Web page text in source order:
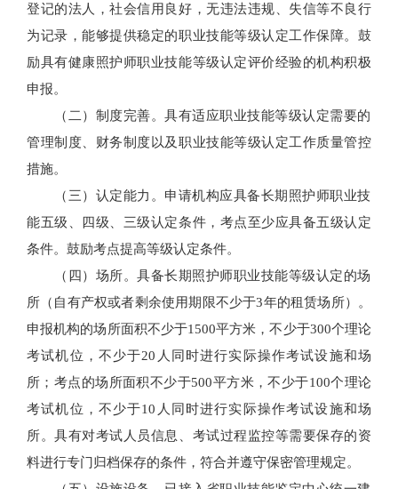
登记的法人，社会信用良好，无违法违规、失信等不良行
为记录，能够提供稳定的职业技能等级认定工作保障。鼓
励具有健康照护师职业技能等级认定评价经验的机构积极
申报。
（二）制度完善。具有适应职业技能等级认定需要的
管理制度、财务制度以及职业技能等级认定工作质量管控
措施。
（三）认定能力。申请机构应具备长期照护师职业技
能五级、四级、三级认定条件，考点至少应具备五级认定
条件。鼓励考点提高等级认定条件。
（四）场所。具备长期照护师职业技能等级认定的场
所（自有产权或者剩余使用期限不少于3年的租赁场所）。
申报机构的场所面积不少于1500平方米，不少于300个理论
考试机位，不少于20人同时进行实际操作考试设施和场
所；考点的场所面积不少于500平方米，不少于100个理论
考试机位，不少于10人同时进行实际操作考试设施和场
所。具有对考试人员信息、考试过程监控等需要保存的资
料进行专门归档保存的条件，符合并遵守保密管理规定。